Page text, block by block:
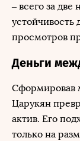
– всего за
устойчивость
просмотров
Деньги
Сформировав
Царукян
актив. Его
только на